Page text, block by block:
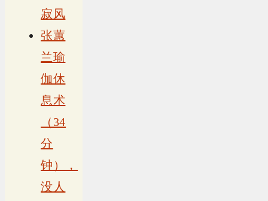
寂风
张蕙
兰瑜
伽休
息术
（34
分
钟），
没人